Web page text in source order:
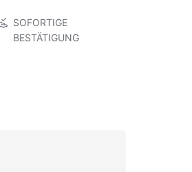
SOFORTIGE
BESTÄTIGUNG